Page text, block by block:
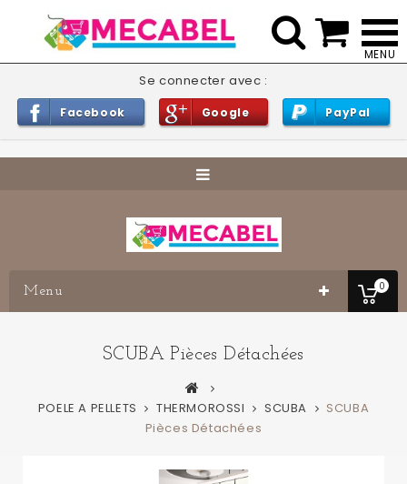
Se connecter avec :
Facebook Google PayPal
0
Menu
SCUBA Pièces Détachées
POELE A PELLETS THERMOROSSI SCUBA
SCUBA
Pièces Détachées
 